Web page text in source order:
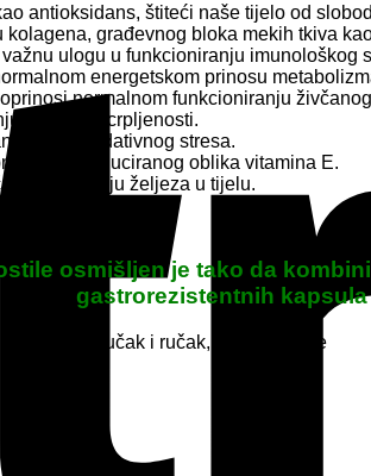
antioksidans, štiteći naše tijelo od
kolagena, građevnog bloka mekih tkiva
ulogu u funkcioniranju imunološkog
energetskom prinosu
normalnom funkcioniranju
umora i iscrpljenosti.
od oksidativnog stresa.
reduciranog oblika vitamina E.
apsorpciju željeza u tijelu.
osmišljen je tako da
gastrorezistentnih
za doručak i ručak, uz čašu vode